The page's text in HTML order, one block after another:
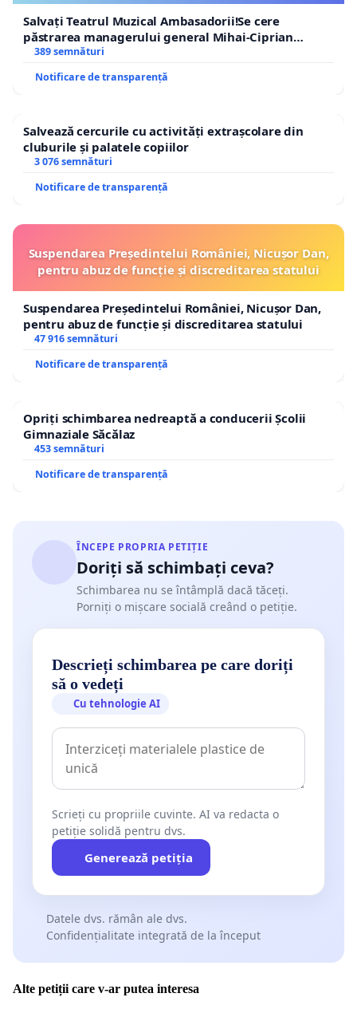
Salvați Teatrul Muzical Ambasadorii!Se cere
păstrarea managerului general Mihai-Ciprian
ROGOJAN
389 semnături
Notificare de transparență
Salvează cercurile cu activități extrașcolare din
cluburile și palatele copiilor
3 076 semnături
Notificare de transparență
Suspendarea Președintelui României, Nicușor Dan,
pentru abuz de funcție și discreditarea statului
Suspendarea Președintelui României, Nicușor Dan,
pentru abuz de funcție și discreditarea statului
47 916 semnături
Notificare de transparență
Opriți schimbarea nedreaptă a conducerii Școlii
Gimnaziale Săcălaz
453 semnături
Notificare de transparență
ÎNCEPE PROPRIA PETIȚIE
Doriți să schimbați ceva?
Schimbarea nu se întâmplă dacă tăceți.
Porniți o mișcare socială creând o petiție.
Descrieți schimbarea pe care doriți
să o vedeți
Cu tehnologie AI
Scrieți cu propriile cuvinte. AI va redacta o
petiție solidă pentru dvs.
Generează petiția
Datele dvs. rămân ale dvs.
Confidențialitate integrată de la început
Alte petiții care v-ar putea interesa